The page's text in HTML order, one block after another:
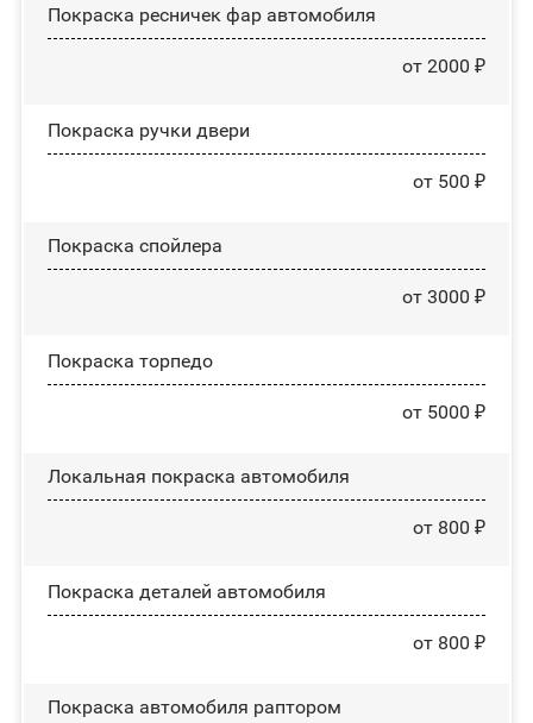
Покраска ресничек фар автомобиля
от 2000 ₽
Покраска ручки двери
от 500 ₽
Покраска спойлера
от 3000 ₽
Покраска торпедо
от 5000 ₽
Локальная покраска автомобиля
от 800 ₽
Покраска деталей автомобиля
от 800 ₽
Покраска автомобиля раптором